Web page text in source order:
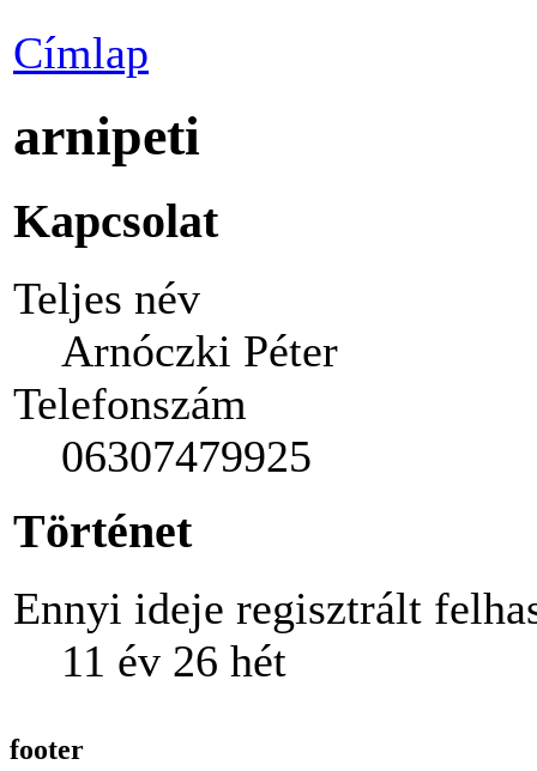
Címlap
arnipeti
Kapcsolat
Teljes név
Arnóczki Péter
Telefonszám
06307479925
Történet
Ennyi ideje regisztrált
11 év 26 hét
footer